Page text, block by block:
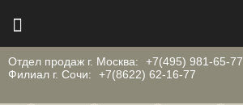
Отдел продаж г. Москва:
+7(495) 981-65-77
Филиал г. Сочи:
+7(8622) 62-16-77